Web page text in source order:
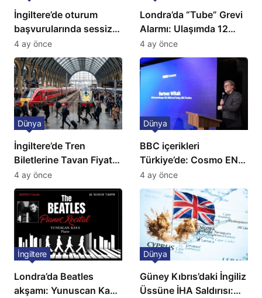
İngiltere’de oturum
başvurularında sessiz
kriz: Büyükelçilikten
açıklama!
4 ay önce
Londra’da “Tube” Grevi
Alarmı: Ulaşımda 12
Günlük Kaos Kapıda
4 ay önce
İngiltere’de Tren
Biletlerine Tavan Fiyat:
Ulaşımda Yeni
Düzenleme
Dünya
4 ay önce
BBC içerikleri
Türkiye’de: Cosmo EN
ve BBC Player yayında
Dünya
4 ay önce
Londra’da Beatles
akşamı: Yunuscan Kaya
İngiltere
Güney Kıbrıs’daki İngiliz
Üssüne İHA Saldırısı:
Dünya